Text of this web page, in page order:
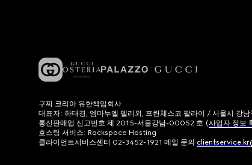
구찌 코리아 유한책임회사
대표자: 하태경, 엠마누엘 델리외, 프란체스코 팔라이 / 서울시
통신판매업 신고번호 제 2015-서울강남-00052 호 (사업자 정보
호스팅 서비스: Rackspace Hosting
클라이언트서비스센터 02-3452-1921 메일 문의